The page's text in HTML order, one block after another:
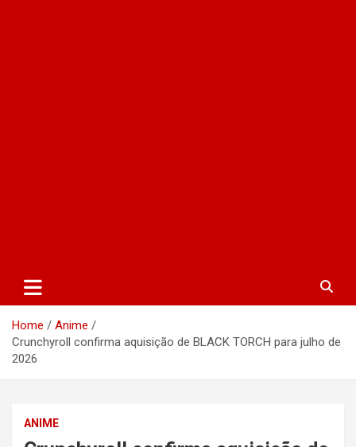
Home
Anime
Crunchyroll confirma aquisição de BLACK TORCH para julho de
2026
ANIME